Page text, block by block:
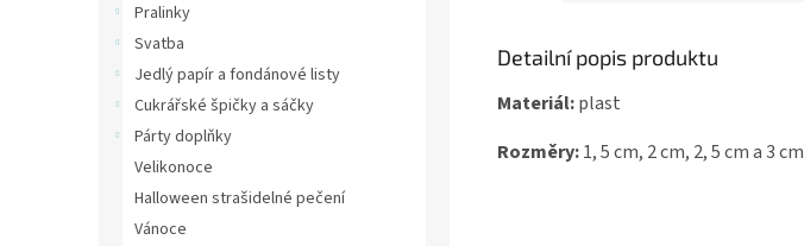
Pralinky
Svatba
Jedlý papír a fondánové listy
Cukrářské špičky a sáčky
Párty doplňky
Velikonoce
Halloween strašidelné pečení
Vánoce
Detailní popis produktu
Materiál:plast
Rozměry:1, 5 cm, 2 cm, 2, 5 cm a 3 cm